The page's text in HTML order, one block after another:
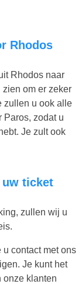
Rhodos naar
om er zeker
zullen u ook alle
Paros, zodat u
Je zult ook
zullen wij u
contact met ons
Je kunt het
onze klanten